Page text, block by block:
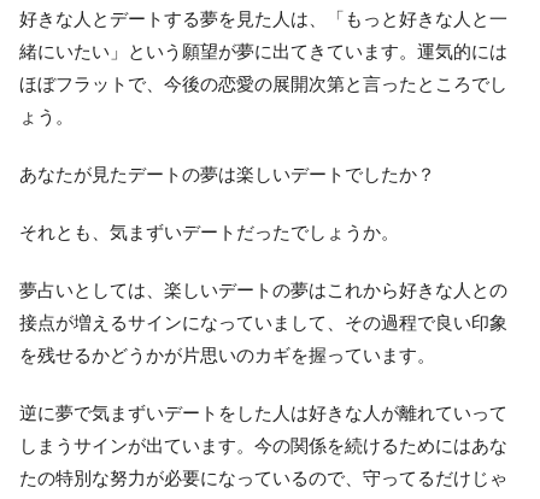
好きな人とデートする夢を見た人は、「もっと好きな人と一
緒にいたい」という願望が夢に出てきています。運気的には
ほぼフラットで、今後の恋愛の展開次第と言ったところでし
ょう。
あなたが見たデートの夢は楽しいデートでしたか？
それとも、気まずいデートだったでしょうか。
夢占いとしては、楽しいデートの夢はこれから好きな人との
接点が増えるサインになっていまして、その過程で良い印象
を残せるかどうかが片思いのカギを握っています。
逆に夢で気まずいデートをした人は好きな人が離れていって
しまうサインが出ています。今の関係を続けるためにはあな
たの特別な努力が必要になっているので、守ってるだけじゃ